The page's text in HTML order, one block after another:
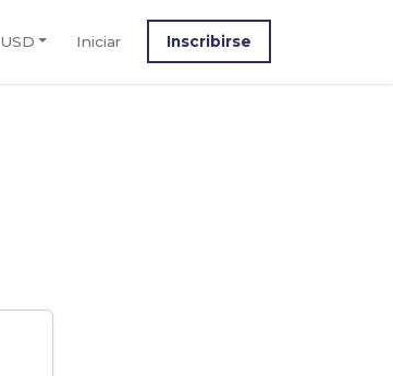
USD Iniciar Inscribirse